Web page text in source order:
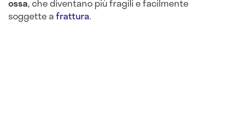
ossa, che diventano più fragili e facilmente
soggette afrattura.